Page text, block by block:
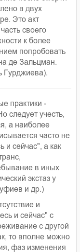
в двух
Это акт
своего
к более
попробовать
де Зальцман.
Гурджиева).
практики -
следует учесть,
а наиболее
часто не
и сейчас", а как
в иных
экстаз у
и др.)
и
и сейчас" с
с другой
то вполне можно
фаз изменения